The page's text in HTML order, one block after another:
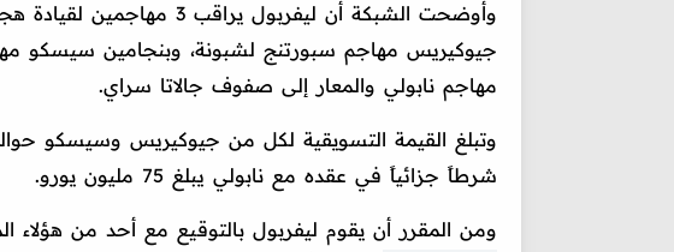
وأوضحت الشبكة أن ليفربول
جيوكيريس مهاجم سبورتنج لشبونة، وبنجامين سيسكو
مهاجم نابولي والمعار إلى صفوف جالاتا سراي.
شرطاً جزائياً في عقده مع نابولي يبلغ 75 مليون يورو.
ومن المقرر أن يقوم ليفربول بالتوقيع مع أحد من هؤلاء